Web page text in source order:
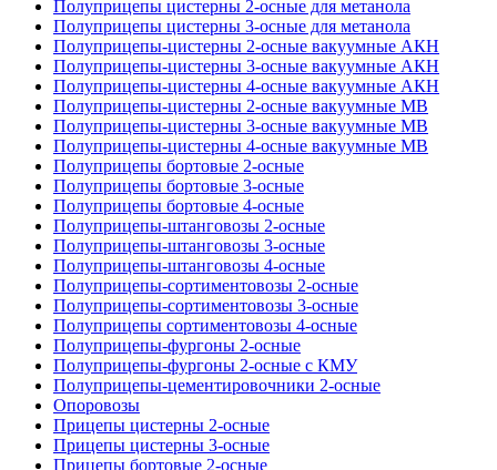
Полуприцепы цистерны 2-осные для метанола
Полуприцепы цистерны 3-осные для метанола
Полуприцепы-цистерны 2-осные вакуумные АКН
Полуприцепы-цистерны 3-осные вакуумные АКН
Полуприцепы-цистерны 4-осные вакуумные АКН
Полуприцепы-цистерны 2-осные вакуумные МВ
Полуприцепы-цистерны 3-осные вакуумные МВ
Полуприцепы-цистерны 4-осные вакуумные МВ
Полуприцепы бортовые 2-осные
Полуприцепы бортовые 3-осные
Полуприцепы бортовые 4-осные
Полуприцепы-штанговозы 2-осные
Полуприцепы-штанговозы 3-осные
Полуприцепы-штанговозы 4-осные
Полуприцепы-сортиментовозы 2-осные
Полуприцепы-сортиментовозы 3-осные
Полуприцепы сортиментовозы 4-осные
Полуприцепы-фургоны 2-осные
Полуприцепы-фургоны 2-осные с КМУ
Полуприцепы-цементировочники 2-осные
Опоровозы
Прицепы цистерны 2-осные
Прицепы цистерны 3-осные
Прицепы бортовые 2-осные